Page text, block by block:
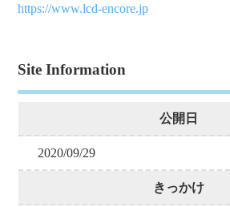
https://www.lcd-encore.jp
Site Information
公開日
2020/09/29
きっかけ